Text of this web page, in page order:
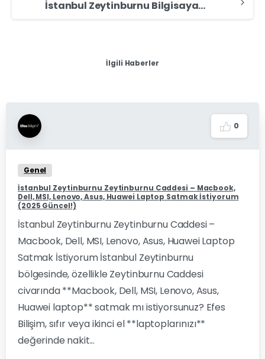
İstanbul Zeytinburnu Bilgisayar Alan Yerler – Bilgisayar Sat
İlgili Haberler
0
Genel
İstanbul Zeytinburnu Zeytinburnu Caddesi – Macbook,
Dell, MSI, Lenovo, Asus, Huawei Laptop Satmak İstiyorum
(2025 Güncel!)
İstanbul Zeytinburnu Zeytinburnu Caddesi –
Macbook, Dell, MSI, Lenovo, Asus, Huawei Laptop
Satmak İstiyorum İstanbul Zeytinburnu
bölgesinde, özellikle Zeytinburnu Caddesi
civarında **Macbook, Dell, MSI, Lenovo, Asus,
Huawei laptop** satmak mı istiyorsunuz? Efes
Bilişim, sıfır veya ikinci el **laptoplarınızı**
değerinde nakit...